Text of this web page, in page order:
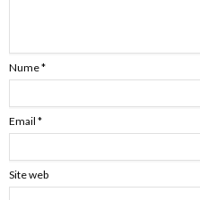
Nume*
Email *
Site web